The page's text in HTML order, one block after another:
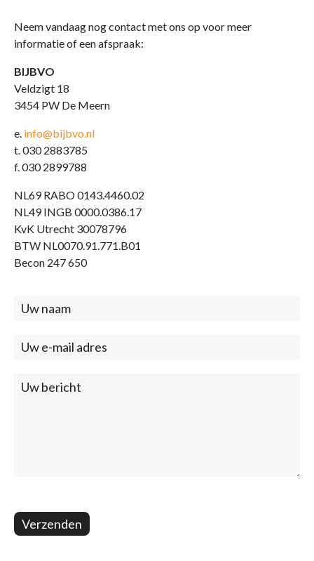
Neem vandaag nog contact met ons op voor meer
informatie of een afspraak:
BIJBVO
Veldzigt 18
3454 PW De Meern
e. info@bijbvo.nl
t. 030 2883785
f. 030 2899788
NL69 RABO 0143.4460.02
NL49 INGB 0000.0386.17
KvK Utrecht 30078796
BTW NL0070.91.771.B01
Becon 247 650
Contact
Verzenden